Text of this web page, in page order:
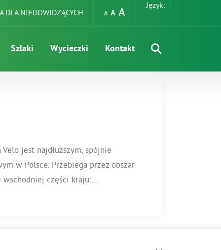
Język:
DLA NIEDOWIDZĄCYCH
Szlaki Wycieczki Kontakt
jest najdłuższym, spójnie
w Polsce. Przebiega przez obszar
części kraju:...